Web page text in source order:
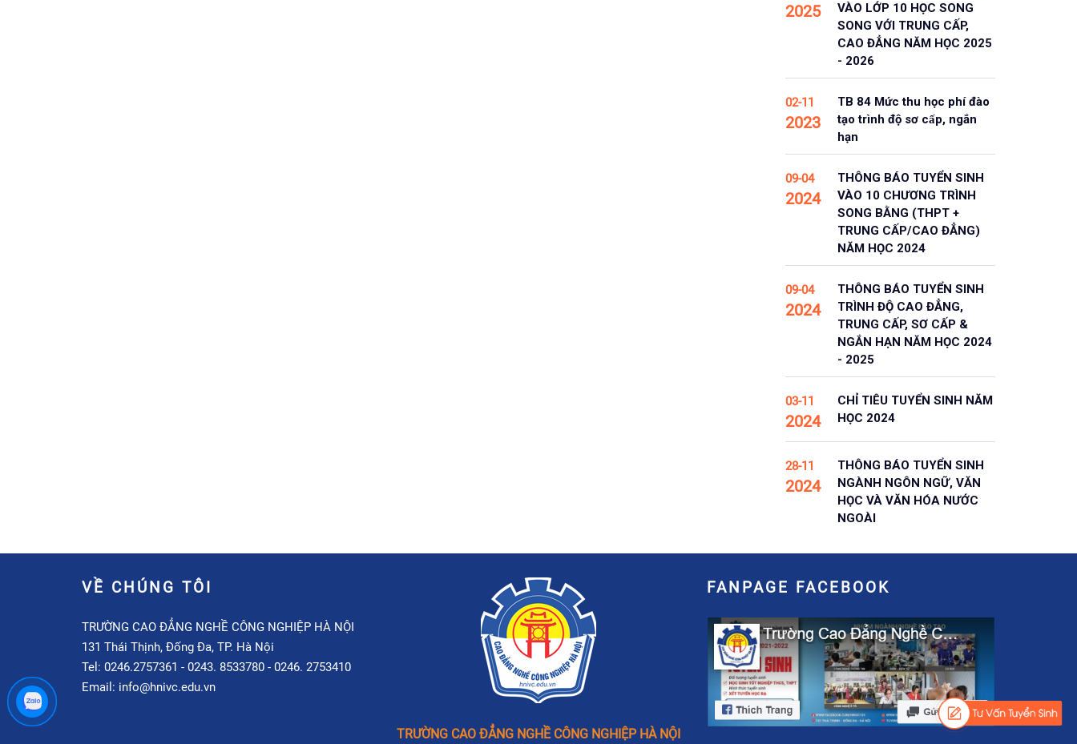
2025
VÀO LỚP 10 HỌC SONG
SONG VỚI TRUNG CẤP,
CAO ĐẲNG NĂM HỌC 2025
- 2026
02-11
2023
TB 84 Mức thu học phí đào
tạo trình độ sơ cấp, ngắn
hạn
09-04
2024
THÔNG BÁO TUYỂN SINH
VÀO 10 CHƯƠNG TRÌNH
SONG BẰNG (THPT +
TRUNG CẤP/CAO ĐẲNG)
NĂM HỌC 2024
09-04
2024
THÔNG BÁO TUYỂN SINH
TRÌNH ĐỘ CAO ĐẲNG,
TRUNG CẤP, SƠ CẤP &
NGẮN HẠN NĂM HỌC 2024
- 2025
03-11
2024
CHỈ TIÊU TUYỂN SINH NĂM
HỌC 2024
28-11
2024
THÔNG BÁO TUYỂN SINH
NGÀNH NGÔN NGỮ, VĂN
HỌC VÀ VĂN HÓA NƯỚC
NGOÀI
VỀ CHÚNG TÔI
TRƯỜNG CAO ĐẲNG NGHỀ CÔNG NGHIỆP HÀ NỘI
131 Thái Thịnh, Đống Đa, TP. Hà Nội
Tel: 0246.2757361 - 0243. 8533780 - 0246. 2753410
Email: info@hnivc.edu.vn
TRƯỜNG CAO ĐẲNG NGHỀ CÔNG NGHIỆP HÀ NỘI
FANPAGE FACEBOOK